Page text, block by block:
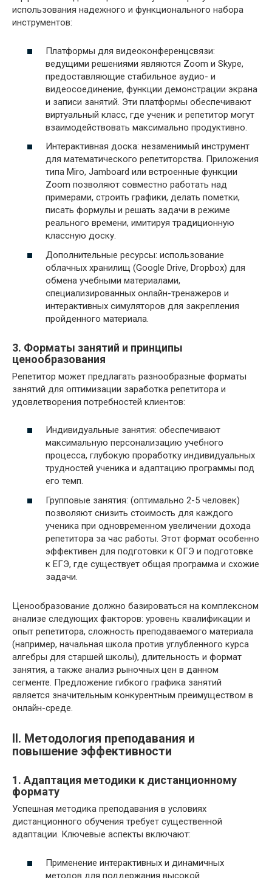
использования надежного и функционального набора
инструментов:
Платформы для видеоконференцсвязи:
ведущими решениями являются Zoom и Skype,
предоставляющие стабильное аудио- и
видеосоединение, функции демонстрации экрана
и записи занятий. Эти платформы обеспечивают
виртуальный класс, где ученик и репетитор могут
взаимодействовать максимально продуктивно.
Интерактивная доска: незаменимый инструмент
для математического репетиторства. Приложения
типа Miro, Jamboard или встроенные функции
Zoom позволяют совместно работать над
примерами, строить графики, делать пометки,
писать формулы и решать задачи в режиме
реального времени, имитируя традиционную
классную доску.
Дополнительные ресурсы: использование
облачных хранилищ (Google Drive, Dropbox) для
обмена учебными материалами,
специализированных онлайн-тренажеров и
интерактивных симуляторов для закрепления
пройденного материала.
3. Форматы занятий и принципы
ценообразования
Репетитор может предлагать разнообразные форматы
занятий для оптимизации заработка репетитора и
удовлетворения потребностей клиентов:
Индивидуальные занятия: обеспечивают
максимальную персонализацию учебного
процесса, глубокую проработку индивидуальных
трудностей ученика и адаптацию программы под
его темп.
Групповые занятия: (оптимально 2-5 человек)
позволяют снизить стоимость для каждого
ученика при одновременном увеличении дохода
репетитора за час работы. Этот формат особенно
эффективен для подготовки к ОГЭ и подготовке
к ЕГЭ, где существует общая программа и схожие
задачи.
Ценообразование должно базироваться на комплексном
анализе следующих факторов: уровень квалификации и
опыт репетитора, сложность преподаваемого материала
(например, начальная школа против углубленного курса
алгебры для старшей школы), длительность и формат
занятия, а также анализ рыночных цен в данном
сегменте. Предложение гибкого графика занятий
является значительным конкурентным преимуществом в
онлайн-среде.
II. Методология преподавания и
повышение эффективности
1. Адаптация методики к дистанционному
формату
Успешная методика преподавания в условиях
дистанционного обучения требует существенной
адаптации. Ключевые аспекты включают:
Применение интерактивных и динамичных
методов для поддержания высокой